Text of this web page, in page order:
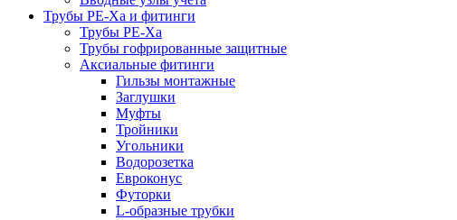
Трубы РЕ-Ха и фитинги
Трубы РЕ-Ха
Трубы гофрированные защитные
Аксиальные фитинги
Гильзы монтажные
Заглушки
Муфты
Тройники
Угольники
Водорозетка
Евроконус
Футорки
L-образные трубки